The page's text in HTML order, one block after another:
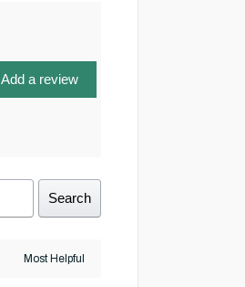
Add a review
Search